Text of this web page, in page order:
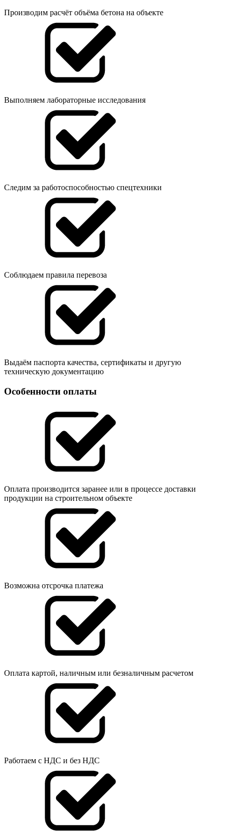
Производим расчёт объёма бетона на объекте
Выполняем лабораторные исследования
Следим за работоспособностью спецтехники
Соблюдаем правила перевоза
Выдаём паспорта качества, сертификаты и другую
техническую документацию
Особенности оплаты
Оплата производится заранее или в процессе доставки
продукции на строительном объекте
Возможна отсрочка платежа
Оплата картой, наличным или безналичным расчетом
Работаем с НДС и без НДС